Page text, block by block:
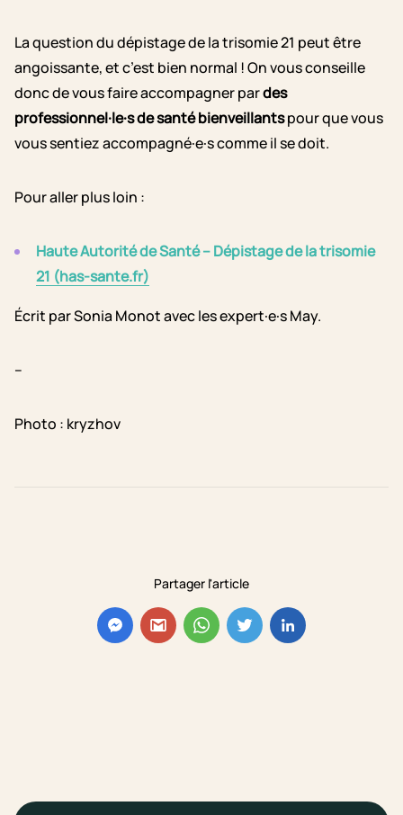
Partager l'article
La question du dépistage de la trisomie 21 peut être
angoissante, et c’est bien normal ! On vous conseille
donc de vous faire accompagner pardes
professionnel·le·s de santé bienveillantspour que vous
vous sentiez accompagné·e·s comme il se doit.
Pour aller plus loin :
Haute Autorité de Santé – Dépistage de la trisomie
21 (has-sante.fr)
Écrit par Sonia Monot avec les expert·e·s May.
–
Photo : kryzhov